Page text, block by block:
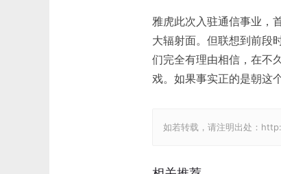
雅虎此次入驻通信事业，
大辐射面。但联想到前段
们完全有理由相信，在不
戏。如果事实正的是朝这
如若转载，请注明出处：